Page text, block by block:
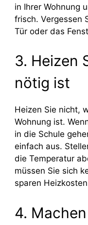
in Ihrer Wohnung
frisch. Vergessen
Tür oder das
3. Heizen
nötig ist
Heizen Sie nicht,
Wohnung ist.
in die Schule
einfach aus.
die Temperatur
müssen Sie sich
sparen
4.